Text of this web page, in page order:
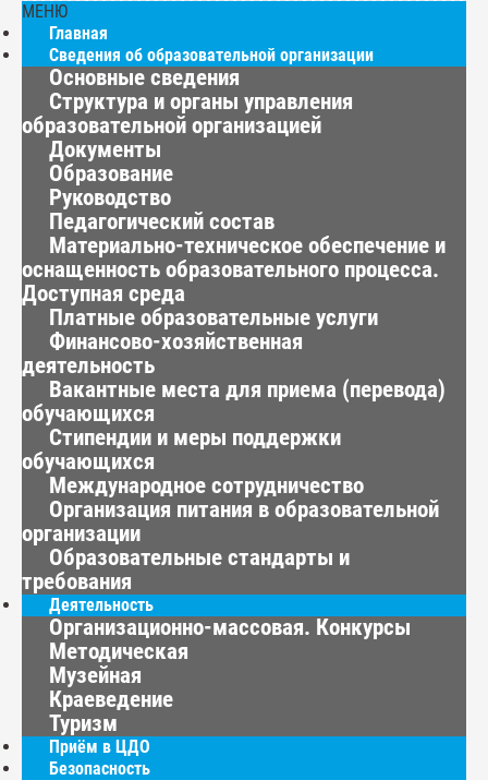
МЕНЮ
Главная
Сведения об образовательной организации
Основные сведения
Структура и органы управления
образовательной организацией
Документы
Образование
Руководство
Педагогический состав
Материально-техническое обеспечение и
оснащенность образовательного процесса.
Доступная среда
Платные образовательные услуги
Финансово-хозяйственная
деятельность
Вакантные места для приема (перевода)
обучающихся
Стипендии и меры поддержки
обучающихся
Международное сотрудничество
Организация питания в образовательной
организации
Образовательные стандарты и
требования
Деятельность
Организационно-массовая. Конкурсы
Методическая
Музейная
Краеведение
Туризм
Приём в ЦДО
Безопасность